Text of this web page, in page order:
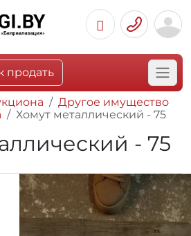
продать
Другое имущество
Хомут металлический - 75
- 75